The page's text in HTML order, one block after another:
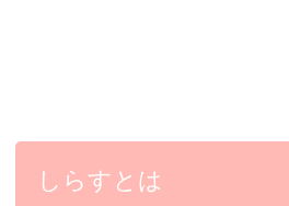
しらすとは